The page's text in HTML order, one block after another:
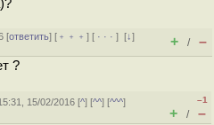
[ответить] [ ﹢﹢﹢] [ · · ·][↓]
+ / –
?
15/02/2016 [^] [^^] [^^^]
–1
+ / –